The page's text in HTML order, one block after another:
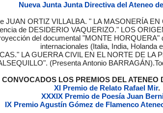
Nueva Junta Junta Directiva del Ateneo
JUAN ORTIZ VILLALBA. " LA MASONERÍA
de DESIDERIO VAQUERIZO." LOS
del documental "MONTE
internacionales (Italia, India, Holanda
LA GUERRA CIVIL EN EL NORTE DE
(Presenta Antonio
CONVOCADOS LOS PREMIOS DEL ATENEO
XI Premio de Relato Rafael Mir.
XXXIX Premio de Poesía Juan
IX Premio Agustín Gómez de Flamenco